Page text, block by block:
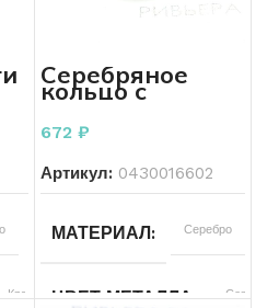
Красный
Серебряное
кольцо с
фианитами 925
пробы 1.68
грамм 17.5 р-р
672 ₽
Артикул: 0430016602
МАТЕРИАЛ Серебро
ЦВЕТ МЕТАЛЛА